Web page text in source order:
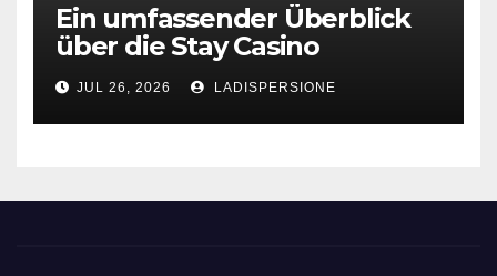
Ein umfassender Überblick
über die Stay Casino
Bonusbedingungen
JUL 26, 2026 LADISPERSIONE